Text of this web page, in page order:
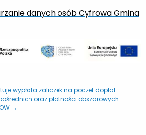
danych osób Cyfrowa Gmina
wypłata zaliczek na poczet dopłat
oraz płatności obszarowych
→